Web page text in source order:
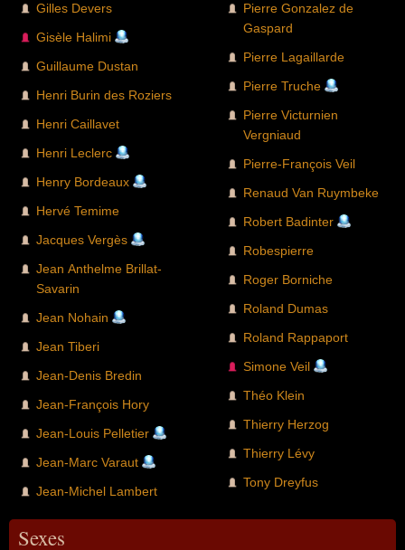
Gilles Devers
Gisèle Halimi
Guillaume Dustan
Henri Burin des Roziers
Henri Caillavet
Henri Leclerc
Henry Bordeaux
Hervé Temime
Jacques Vergès
Jean Anthelme Brillat-
Savarin
Jean Nohain
Jean Tiberi
Jean-Denis Bredin
Jean-François Hory
Jean-Louis Pelletier
Jean-Marc Varaut
Jean-Michel Lambert
Pierre Gonzalez de
Gaspard
Pierre Lagaillarde
Pierre Truche
Pierre Victurnien
Vergniaud
Pierre-François Veil
Renaud Van Ruymbeke
Robert Badinter
Robespierre
Roger Borniche
Roland Dumas
Roland Rappaport
Simone Veil
Théo Klein
Thierry Herzog
Thierry Lévy
Tony Dreyfus
Sexes